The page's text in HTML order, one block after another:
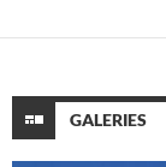
GALERIES